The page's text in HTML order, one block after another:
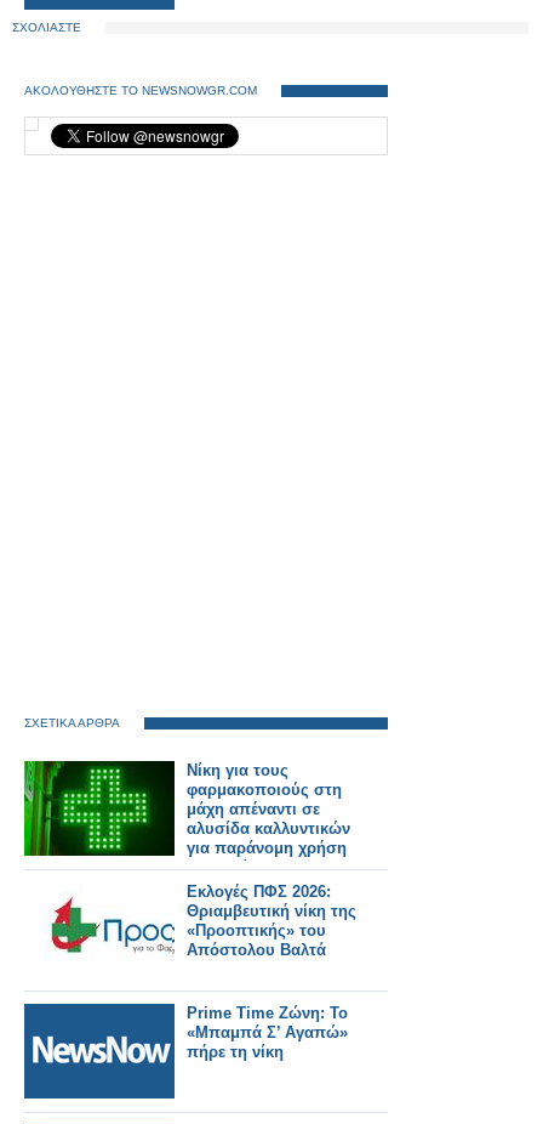
ΣΧΟΛΙΑΣΤΕ
ΑΚΟΛΟΥΘΗΣΤΕ ΤΟ NEWSNOWGR.COM
ΣΧΕΤΙΚΑ ΑΡΘΡΑ
Νίκη για τους
φαρμακοποιούς στη
μάχη απέναντι σε
αλυσίδα καλλυντικών
για παράνομη χρήση
του πράσινου
σταυρού
Εκλογές ΠΦΣ 2026:
Θριαμβευτική νίκη της
«Προοπτικής» του
Απόστολου Βαλτά
Prime Time Ζώνη: Το
«Μπαμπά Σ’ Αγαπώ»
πήρε τη νίκη